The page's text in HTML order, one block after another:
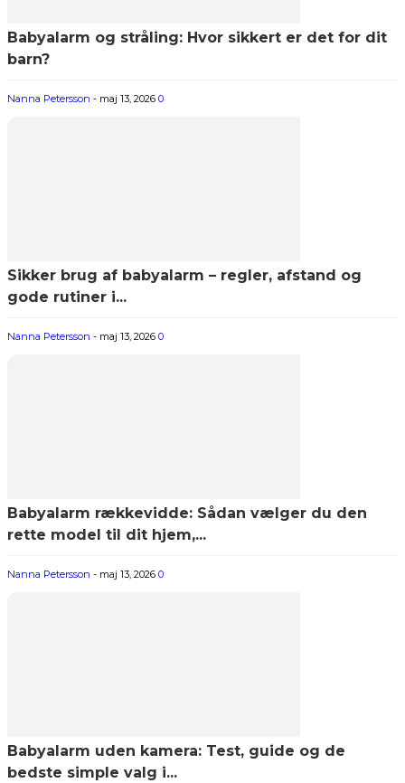
Babyalarm og stråling: Hvor sikkert er det for dit
barn?
Nanna Petersson - maj 13, 2026 0
Sikker brug af babyalarm – regler, afstand og
gode rutiner i...
Nanna Petersson - maj 13, 2026 0
Babyalarm rækkevidde: Sådan vælger du den
rette model til dit hjem,...
Nanna Petersson - maj 13, 2026 0
Babyalarm uden kamera: Test, guide og de
bedste simple valg i...